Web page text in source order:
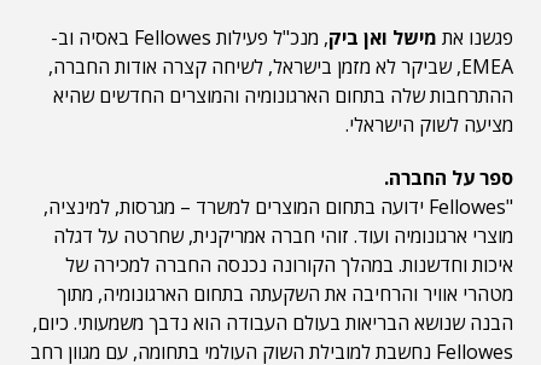
פגשנו את מישל ואן ביק
, מנכ"ל פעילות Fellowes באסיה וב-
EMEA, שביקר לא מזמן בישראל, לשיחה קצרה אודות החברה,
ההתרחבות שלה בתחום הארגונומיה והמוצרים החדשים שהיא
מציעה לשוק הישראלי.
ספר על החברה.
"Fellowes ידועה בתחום המוצרים למשרד – מגרסות, למינציה,
מוצרי ארגונומיה ועוד. זוהי חברה אמריקנית, שחרטה על דגלה
איכות וחדשנות. במהלך הקורונה נכנסה החברה למכירה של
מטהרי אוויר והרחיבה את השקעתה בתחום הארגונומיה, מתוך
הבנה שנושא הבריאות בעולם העבודה הוא נדבך משמעותי. כיום,
Fellowes נחשבת למובילת השוק העולמי בתחומה, עם מגוון רחב